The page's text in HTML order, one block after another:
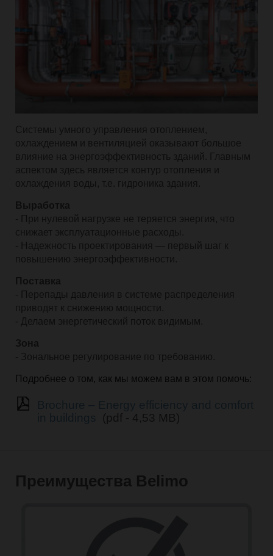
Системы умного управления отоплением,
охлаждением и вентиляцией оказывают большое
влияние на энергоэффективность зданий. Главным
аспектом здесь является контур отопления и
охлаждения воды, т.е. гидроника здания.
Выработка
- При нулевой нагрузке не теряется энергия, что
снижает эксплуатационные расходы.
- Надежность проектирования — первый шаг к
повышению энергоэффективности.
Поставка
- Перепады давления в системе распределения
приводят к снижению мощности.
- Делаем энергетический поток видимым.
Зона
- Зональное регулирование по требованию.
Подробнее о том, как мы можем вам в этом помочь:
(pdf - 4,53 MB)
Преимущества Belimo